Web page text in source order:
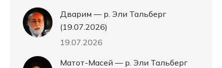
Дварим — р. Эли Тальберг
(19.07.2026)
19.07.2026
Матот-Масей — р. Эли Тальберг